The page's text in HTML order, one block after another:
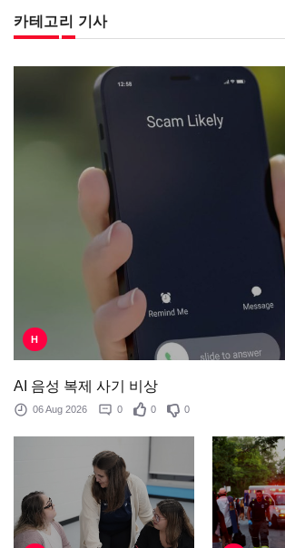
카테고리 기사
H
AI 음성 복제 사기 비상
06 Aug 2026 0 0 0